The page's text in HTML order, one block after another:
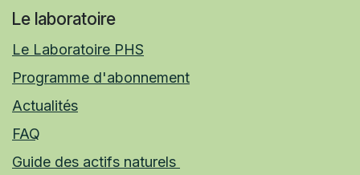
Le laboratoire
Le Laboratoire PHS
Programme d'abonnement
Actualités
FAQ
Guide des actifs naturels